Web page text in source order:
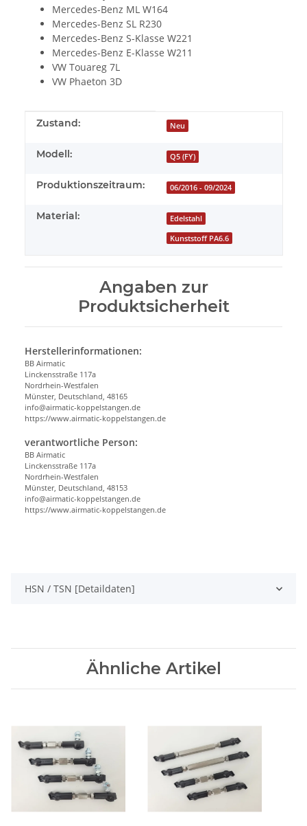
Mercedes-Benz ML W164
Mercedes-Benz SL R230
Mercedes-Benz S-Klasse W221
Mercedes-Benz E-Klasse W211
VW Touareg 7L
VW Phaeton 3D
Produkteigenschaft
Wert
Zustand: Neu
Modell: Q5 (FY)
Produktionszeitraum: 06/2016 - 09/2024
Material: Edelstahl
Kunststoff PA6.6
Angaben zur
Produktsicherheit
Herstellerinformationen:
BB Airmatic
Linckensstraße 117a
Nordrhein-Westfalen
Münster, Deutschland, 48165
info@airmatic-koppelstangen.de
https://www.airmatic-koppelstangen.de
verantwortliche Person:
BB Airmatic
Linckensstraße 117a
Nordrhein-Westfalen
Münster, Deutschland, 48153
info@airmatic-koppelstangen.de
https://www.airmatic-koppelstangen.de
HSN / TSN [Detaildaten]
Ähnliche Artikel